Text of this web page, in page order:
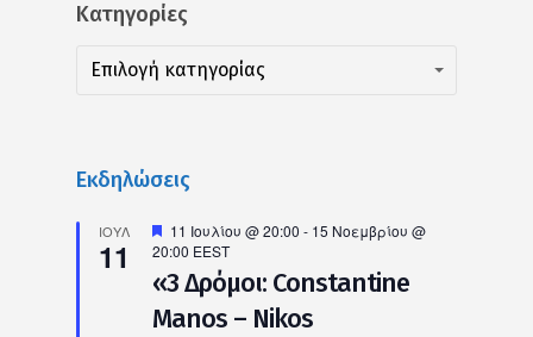
Kατηγορίες
Kατηγορίες
Επιλογή κατηγορίας
Kατηγορίες
Εκδηλώσεις
ΙΟΎΛ
11
Προτεινόμενο
11 Ιουλίου @ 20:00 - 15 Νοεμβρίου @
20:00 EEST
«3 Δρόμοι: Constantine
Manos – Nikos